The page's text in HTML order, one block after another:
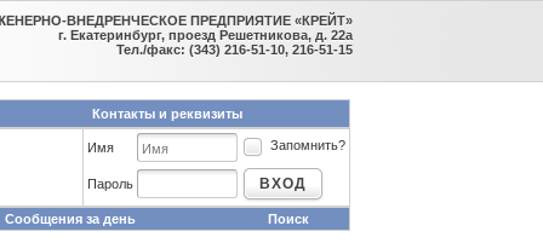
ВНЕДРЕНЧЕСКОЕ ПРЕДПРИЯТИЕ «КРЕЙТ»
г. Екатеринбург, проезд Решетникова, д. 22а
Тел./факс: (343) 216-51-10, 216-51-15
Контакты и реквизиты
Имя Запомнить?
Пароль ВХОД
Сообщения за день Поиск